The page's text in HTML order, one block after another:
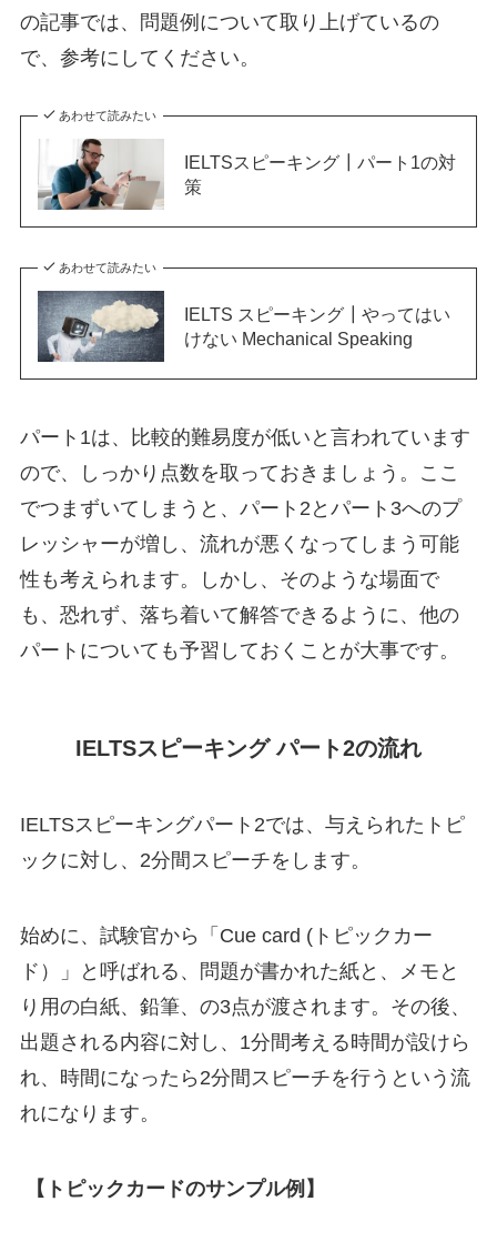
の記事では、問題例について取り上げているの
で、参考にしてください。
あわせて読みたい
IELTSスピーキング┃パート1の対
策
あわせて読みたい
IELTS スピーキング┃やってはい
けない Mechanical Speaking
パート1は、比較的難易度が低いと言われています
ので、しっかり点数を取っておきましょう。ここ
でつまずいてしまうと、パート2とパート3へのプ
レッシャーが増し、流れが悪くなってしまう可能
性も考えられます。しかし、そのような場面で
も、恐れず、落ち着いて解答できるように、他の
パートについても予習しておくことが大事です。
IELTSスピーキング パート2の流れ
IELTSスピーキングパート2では、与えられたトピ
ックに対し、2分間スピーチをします。
始めに、試験官から「Cue card (トピックカー
ド）」と呼ばれる、問題が書かれた紙と、メモと
り用の白紙、鉛筆、の3点が渡されます。その後、
出題される内容に対し、1分間考える時間が設けら
れ、時間になったら2分間スピーチを行うという流
れになります。
【トピックカードのサンプル例】